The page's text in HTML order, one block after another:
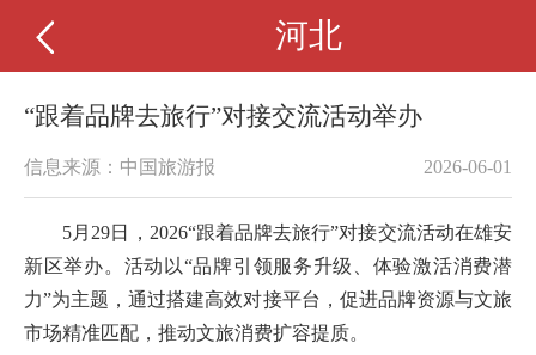
河北
“跟着品牌去旅行”对接交流活动举办
信息来源：中国旅游报 2026-06-01
5月29日，2026“跟着品牌去旅行”对接交流活动在雄安
新区举办。活动以“品牌引领服务升级、体验激活消费潜
力”为主题，通过搭建高效对接平台，促进品牌资源与文旅
市场精准匹配，推动文旅消费扩容提质。